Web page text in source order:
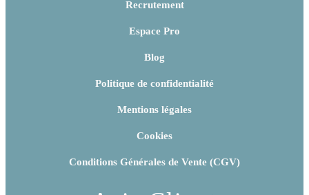
Recrutement
Espace Pro
Blog
Politique de confidentialité
Mentions légales
Cookies
Conditions Générales de Vente (CGV)